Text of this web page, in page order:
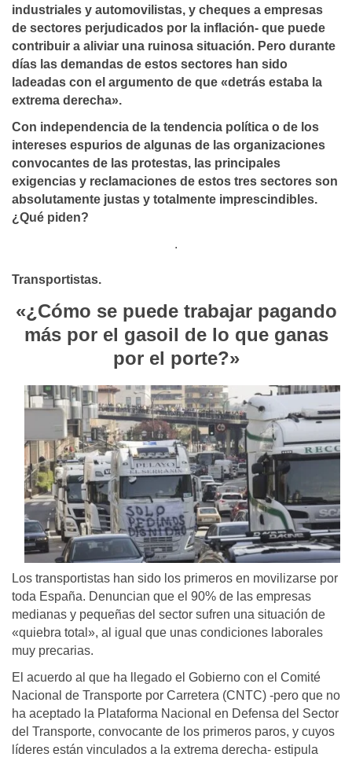
industriales y automovilistas, y cheques a empresas
de sectores perjudicados por la inflación- que puede
contribuir a aliviar una ruinosa situación. Pero durante
días las demandas de estos sectores han sido
ladeadas con el argumento de que «detrás estaba la
extrema derecha».
Con independencia de la tendencia política o de los
intereses espurios de algunas de las organizaciones
convocantes de las protestas, las principales
exigencias y reclamaciones de estos tres sectores son
absolutamente justas y totalmente imprescindibles.
¿Qué piden?
.
Transportistas.
«¿Cómo se puede trabajar pagando
más por el gasoil de lo que ganas
por el porte?»
Los transportistas han sido los primeros en movilizarse por
toda España. Denuncian que el 90% de las empresas
medianas y pequeñas del sector sufren una situación de
«quiebra total», al igual que unas condiciones laborales
muy precarias.
El acuerdo al que ha llegado el Gobierno con el Comité
Nacional de Transporte por Carretera (CNTC) -pero que no
ha aceptado la Plataforma Nacional en Defensa del Sector
del Transporte, convocante de los primeros paros, y cuyos
líderes están vinculados a la extrema derecha- estipula